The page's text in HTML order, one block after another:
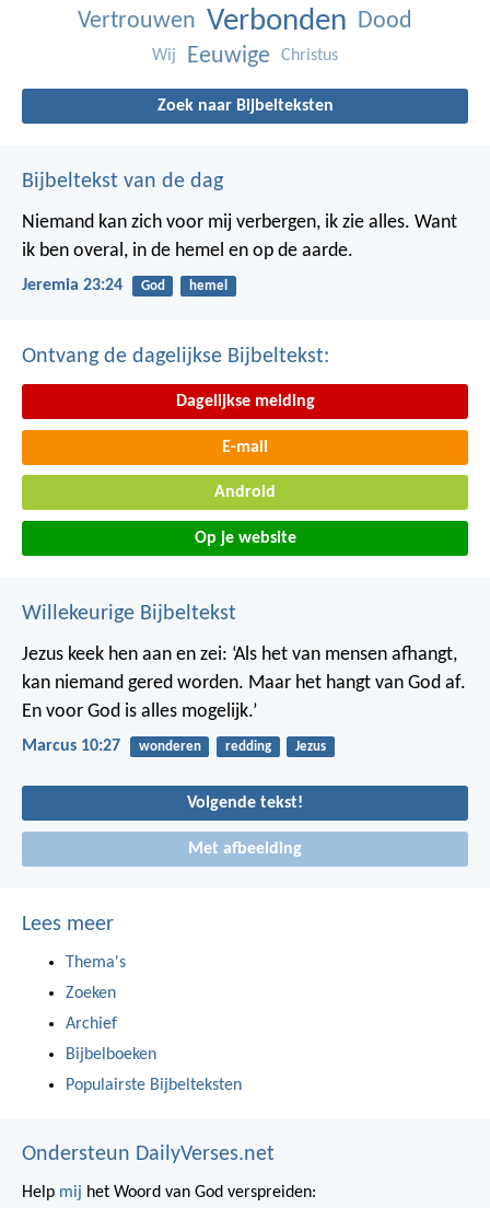
Vertrouwen Verbonden Dood
Wij Eeuwige Christus
Zoek naar Bijbelteksten
Bijbeltekst van de dag
Niemand kan zich voor mij verbergen, ik zie alles. Want
ik ben overal, in de hemel en op de aarde.
Jeremia 23:24 God hemel
Ontvang de dagelijkse Bijbeltekst:
Dagelijkse melding
E-mail
Android
Op je website
Willekeurige Bijbeltekst
Jezus keek hen aan en zei: ‘Als het van mensen afhangt,
kan niemand gered worden. Maar het hangt van God af.
En voor God is alles mogelijk.’
Marcus 10:27 wonderen redding Jezus
Volgende tekst!
Met afbeelding
Lees meer
Thema's
Zoeken
Archief
Bijbelboeken
Populairste Bijbelteksten
Ondersteun DailyVerses.net
Help mij het Woord van God verspreiden: